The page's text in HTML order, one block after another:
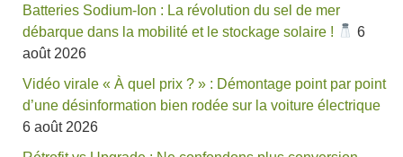
Batteries Sodium-Ion : La révolution du sel de mer
débarque dans la mobilité et le stockage solaire !
6
août 2026
Vidéo virale « À quel prix ? » : Démontage point par point
d’une désinformation bien rodée sur la voiture électrique
6 août 2026